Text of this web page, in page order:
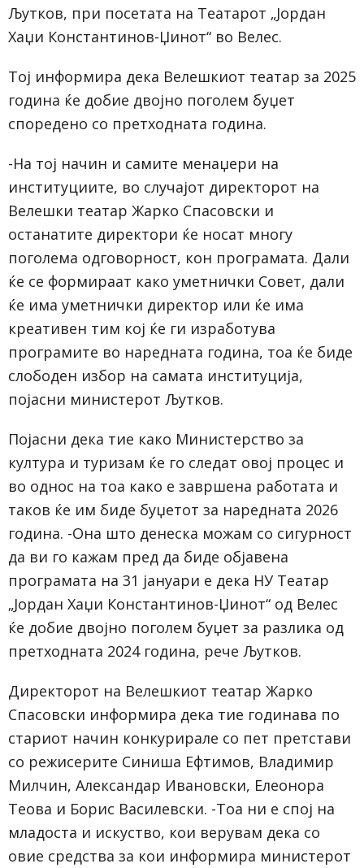
Љутков, при посетата на Театарот „Јордан
Хаџи Константинов-Џинот“ во Велес.
Тој информира дека Велешкиот театар за 2025
година ќе добие двојно поголем буџет
споредено со претходната година.
-На тој начин и самите менаџери на
институциите, во случајот директорот на
Велешки театар Жарко Спасовски и
останатите директори ќе носат многу
поголема одговорност, кон програмата. Дали
ќе се формираат како уметнички Совет, дали
ќе има уметнички директор или ќе има
креативен тим кој ќе ги изработува
програмите во наредната година, тоа ќе биде
слободен избор на самата институција,
појасни министерот Љутков.
Појасни дека тие како Министерство за
култура и туризам ќе го следат овој процес и
во однос на тоа како е завршена работата и
таков ќе им биде буџетот за наредната 2026
година. -Она што денеска можам со сигурност
да ви го кажам пред да биде објавена
програмата на 31 јануари е дека НУ Театар
„Јордан Хаџи Константинов-Џинот“ од Велес
ќе добие двојно поголем буџет за разлика од
претходната 2024 година, рече Љутков.
Директорот на Велешкиот театар Жарко
Спасовски информира дека тие годинава по
стариот начин конкурирале со пет претстави
со режисерите Синиша Ефтимов, Владимир
Милчин, Александар Ивановски, Елеонора
Теова и Борис Василевски. -Тоа ни е спој на
младоста и искуство, кои верувам дека со
овие средства за кои информира министерот